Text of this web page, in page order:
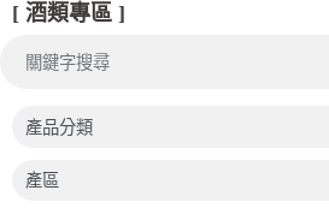
[ 酒類專區 ]